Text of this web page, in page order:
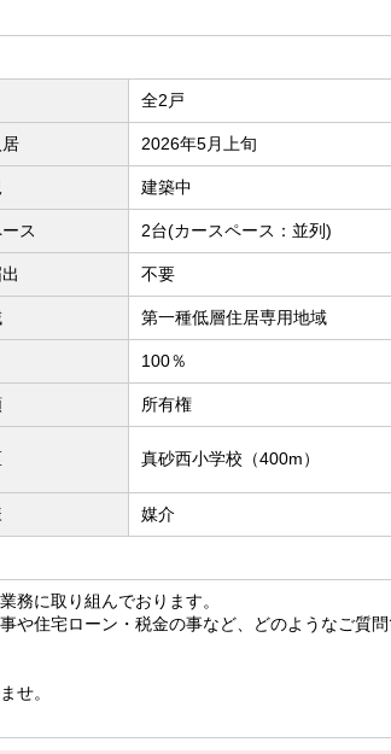
全2戸
2026年5月上旬
建築中
ス 2台(カースペース：並列)
不要
第一種低層住居専用地域
100％
所有権
真砂西小学校（400m）
媒介
務に取り組んでおります。
住宅ローン・税金の事など、どのようなご質
せ。